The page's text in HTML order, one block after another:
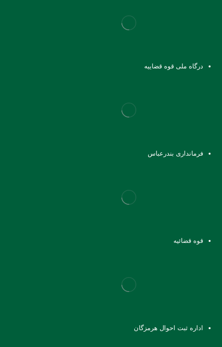
درگاه ملی قوه قضاییه
فرمانداری بندرعباس
قوه قضائیه
اداره ثبت احوال هرمزگان